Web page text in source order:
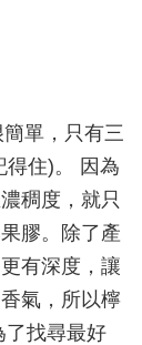
單，只有三
得住)。 因為
稠度，就只
膠。除了產
有深度，讓
氣，所以檸
了找尋最好